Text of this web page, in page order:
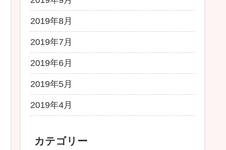
2019年8月
2019年7月
2019年6月
2019年5月
2019年4月
カテゴリー